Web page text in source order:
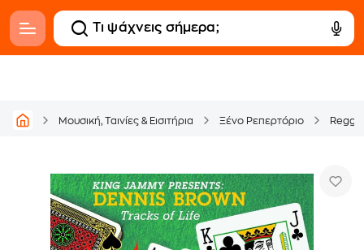
Μουσική, Ταινίες & Εισιτήρια Ξένο Ρεπερτόριο